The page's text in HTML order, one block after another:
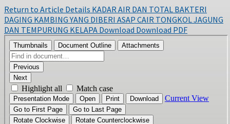
Return to Article Details KADAR AIR DAN TOTAL BAKTERI
DAGING KAMBING YANG DIBERI ASAP CAIR TONGKOL JAGUNG
DAN TEMPURUNG KELAPA Download Download PDF